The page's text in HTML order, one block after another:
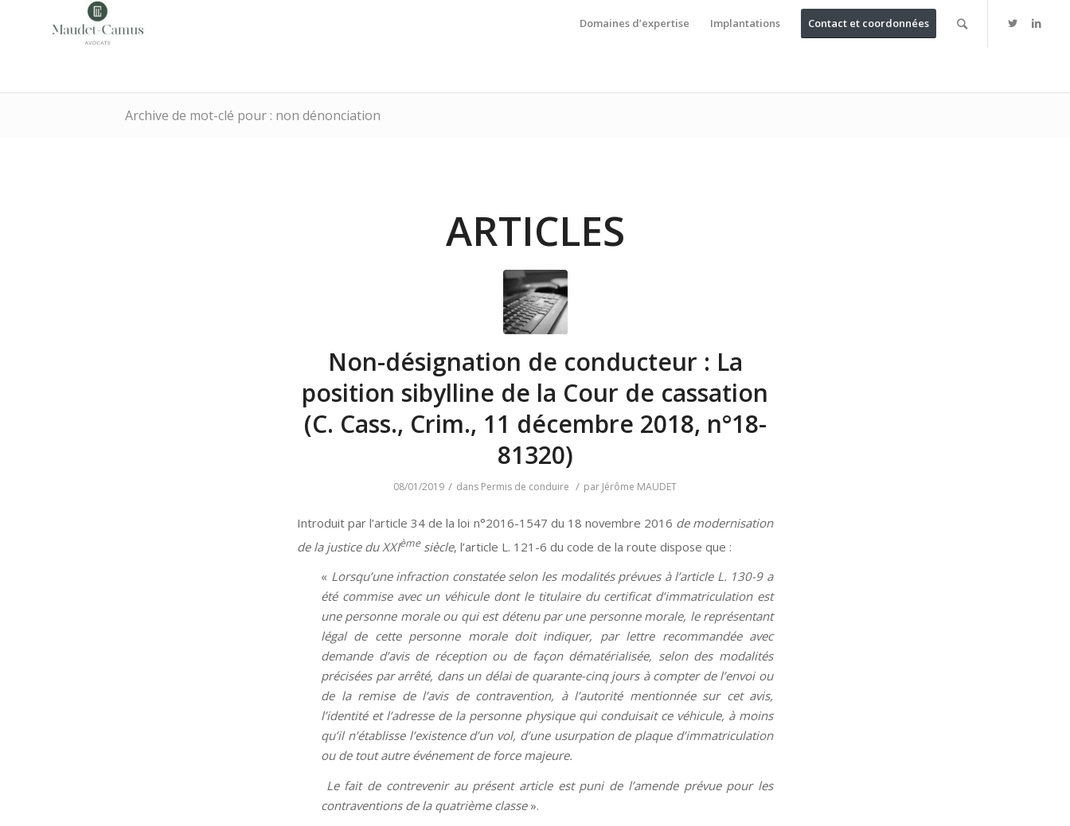
Domaines d’expertise Implantations Contact et coordonnées
Archive de mot-clé pour : non dénonciation
ARTICLES
Non-désignation de conducteur : La
position sibylline de la Cour de cassation
(C. Cass., Crim., 11 décembre 2018, n°18-
81320)
08/01/2019 / dans Permis de conduire / par Jérôme MAUDET
Introduit par l’article 34 de la loi n°2016-1547 du 18 novembre 2016 de modernisation
de la justice du XXIèmesiècle, l’article L. 121-6 du code de la route dispose que :
« Lorsqu’une infraction constatée selon les modalités prévues à l’article L. 130-9 a
été commise avec un véhicule dont le titulaire du certificat d’immatriculation est
une personne morale ou qui est détenu par une personne morale, le représentant
légal de cette personne morale doit indiquer, par lettre recommandée avec
demande d’avis de réception ou de façon dématérialisée, selon des modalités
précisées par arrêté, dans un délai de quarante-cinq jours à compter de l’envoi ou
de la remise de l’avis de contravention, à l’autorité mentionnée sur cet avis,
l’identité et l’adresse de la personne physique qui conduisait ce véhicule, à moins
qu’il n’établisse l’existence d’un vol, d’une usurpation de plaque d’immatriculation
ou de tout autre événement de force majeure.
Le fait de contrevenir au présent article est puni de l’amende prévue pour les
contraventions de la quatrième classe».